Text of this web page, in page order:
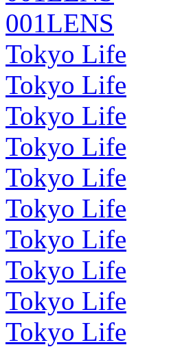
001LENS
Tokyo Life
Tokyo Life
Tokyo Life
Tokyo Life
Tokyo Life
Tokyo Life
Tokyo Life
Tokyo Life
Tokyo Life
Tokyo Life